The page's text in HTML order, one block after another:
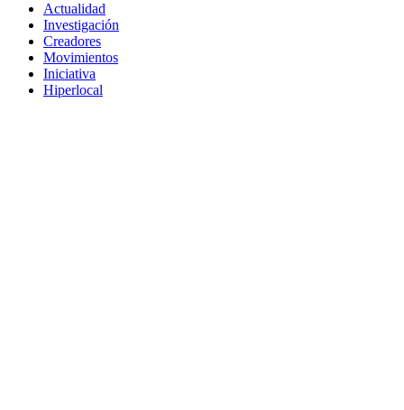
Actualidad
Investigación
Creadores
Movimientos
Iniciativa
Hiperlocal